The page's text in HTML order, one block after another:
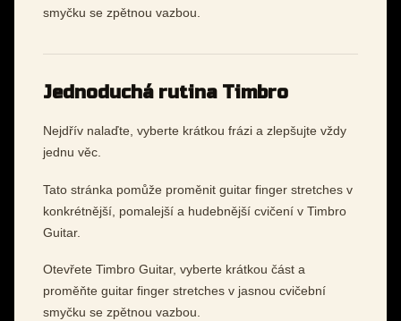
smyčku se zpětnou vazbou.
Jednoduchá rutina Timbro
Nejdřív nalaďte, vyberte krátkou frázi a zlepšujte vždy
jednu věc.
Tato stránka pomůže proměnit guitar finger stretches v
konkrétnější, pomalejší a hudebnější cvičení v Timbro
Guitar.
Otevřete Timbro Guitar, vyberte krátkou část a
proměňte guitar finger stretches v jasnou cvičební
smyčku se zpětnou vazbou.